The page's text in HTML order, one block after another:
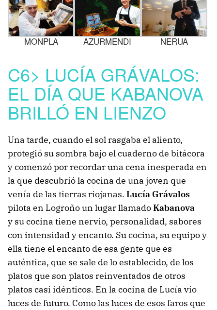
MONPLA AZURMENDI NERUA
C6> LUCÍA GRÁVALOS:
EL DÍA QUE KABANOVA
BRILLÓ EN LIENZO
Una tarde, cuando el sol rasgaba el aliento,
protegió su sombra bajo el cuaderno de bitácora
y comenzó por recordar una cena inesperada en
la que descubrió la cocina de una joven que
venía de las tierras riojanas. Lucía Grávalos
pilota en Logroño un lugar llamadoKabanova
y su cocina tiene nervio, personalidad, sabores
con intensidad y encanto. Su cocina, su equipo y
ella tiene el encanto de esa gente que es
auténtica, que se sale de lo establecido, de los
platos que son platos reinventados de otros
platos casi idénticos. En la cocina de Lucía vio
luces de futuro. Como las luces de esos faros que